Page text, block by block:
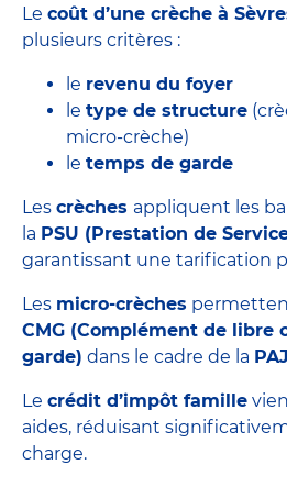
Le coût d’une crèche à
plusieurs critères :
le revenu du foyer
le type de structure
micro-crèche)
le temps de garde
Les crèches appliquent les
la PSU (Prestation de
garantissant une tarification
Les micro-crèches
CMG (Complément de libre
garde) dans le cadre de la
Le crédit d’impôt famille
aides, réduisant
charge.